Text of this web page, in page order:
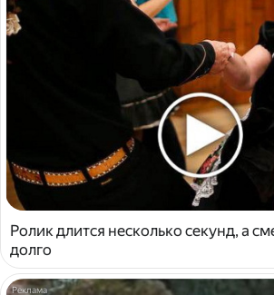
Ролик длится несколько секунд, а
долго